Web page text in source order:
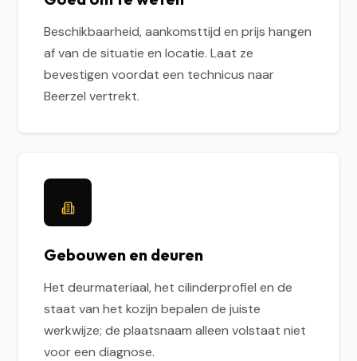
Beschikbaarheid, aankomsttijd en prijs hangen
af van de situatie en locatie. Laat ze
bevestigen voordat een technicus naar
Beerzel vertrekt.
Gebouwen en deuren
Het deurmateriaal, het cilinderprofiel en de
staat van het kozijn bepalen de juiste
werkwijze; de plaatsnaam alleen volstaat niet
voor een diagnose.